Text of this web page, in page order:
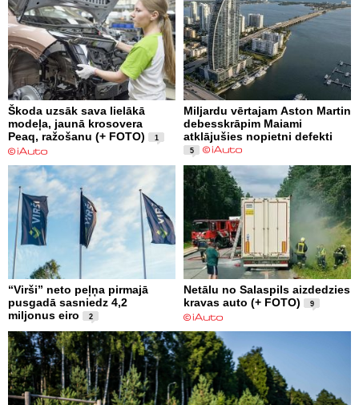
Škoda uzsāk sava lielākā
modeļa, jaunā krosovera
Peaq, ražošanu (+ FOTO)
1
Miljardu vērtajam Aston Martin
debesskrāpim Maiami
atklājušies nopietni defekti
5
“Virši” neto peļņa pirmajā
pusgadā sasniedz 4,2
miljonus eiro
2
Netālu no Salaspils aizdedzies
kravas auto (+ FOTO)
9